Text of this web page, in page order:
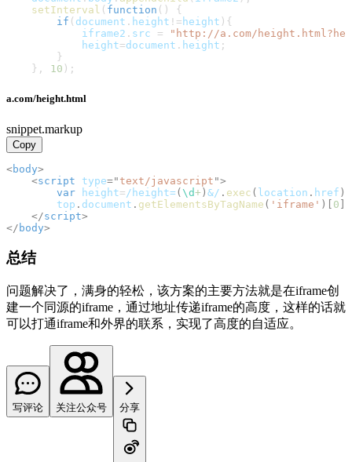
setInterval ( function ( )
{
if ( document . height != height ) {
            iframe2
. src =
"http://a.com/
            height
=document . height ;
}
} , 10 ) ;
a.com/height.html
snippet.markup
Copy
<body>
<script type=" text/javascript ">
var height= / height=(\d+ ) &/ . exec ( location . href )
        top
. document . getElementsByTagName ( 'iframe' ) [ 0 ]
</script>
</ body>
总结
问题解决了，满身的轻松，该方案的主要方法就是在iframe创
建一个同源的iframe，通过地址传递iframe的高度，这样的话就
可以打通iframe和外界的联系，实现了高度的自适应。
写评论 关注公众号 分享